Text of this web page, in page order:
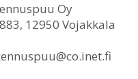
Oy
12950 Vojakkala